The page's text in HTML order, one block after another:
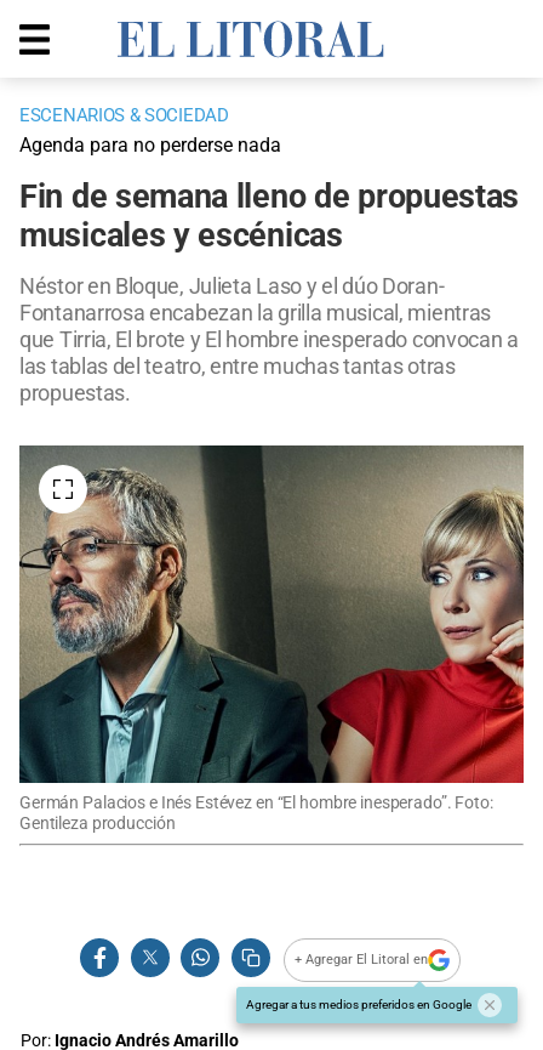
ESCENARIOS & SOCIEDAD
Agenda para no perderse nada
Fin de semana lleno de propuestas
musicales y escénicas
Néstor en Bloque, Julieta Laso y el dúo Doran-
Fontanarrosa encabezan la grilla musical, mientras
que Tirria, El brote y El hombre inesperado convocan a
las tablas del teatro, entre muchas tantas otras
propuestas.
Germán Palacios e Inés Estévez en “El hombre inesperado”. Foto:
Gentileza producción
+ Agregar El Litoral en
Agregar a tus medios preferidos en Google
Por: Ignacio Andrés Amarillo